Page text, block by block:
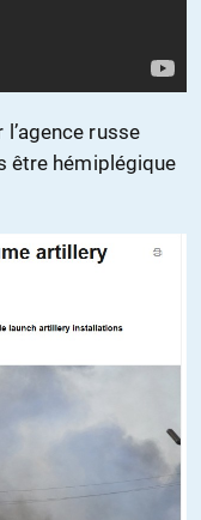
russe
être hémiplégique